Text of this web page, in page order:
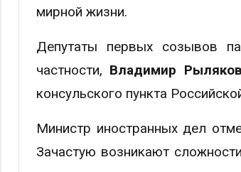
мирной жизни.
Депутаты первых созывов
частности, Владимир Рыляков
консульского пункта
Министр иностранных дел
Зачастую возникают